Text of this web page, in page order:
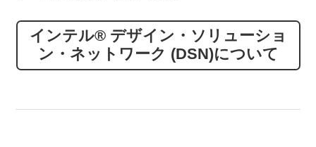
インテル® デザイン・ソリューショ
ン・ネットワーク (DSN)について